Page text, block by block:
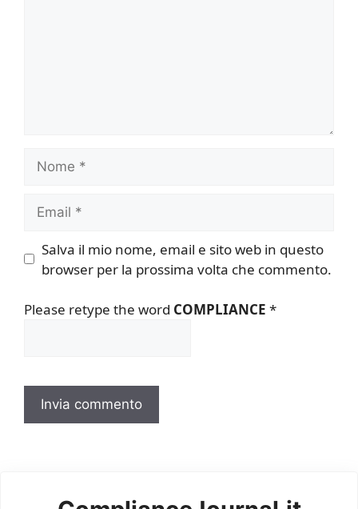
Salva il mio nome, email e sito web in questo
browser per la prossima volta che commento.
Please retype the word COMPLIANCE *